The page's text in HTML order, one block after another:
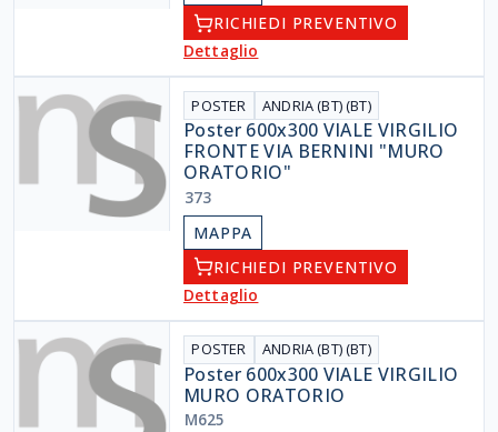
RICHIEDI PREVENTIVO
Dettaglio
POSTER ANDRIA (BT) (BT)
Poster 600x300 VIALE VIRGILIO
FRONTE VIA BERNINI "MURO
ORATORIO"
373
MAPPA
RICHIEDI PREVENTIVO
Dettaglio
POSTER ANDRIA (BT) (BT)
Poster 600x300 VIALE VIRGILIO
MURO ORATORIO
M625